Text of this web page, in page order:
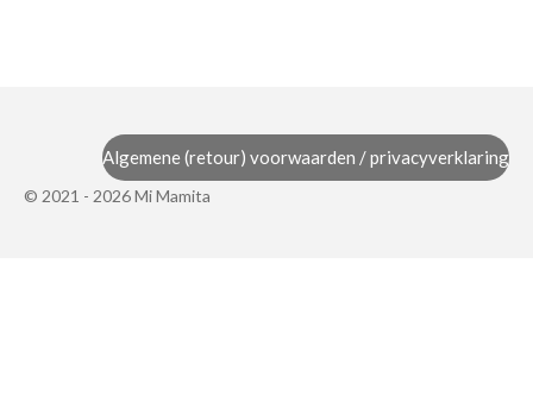
Algemene (retour) voorwaarden / privacyverklaring
© 2021 - 2026 Mi Mamita